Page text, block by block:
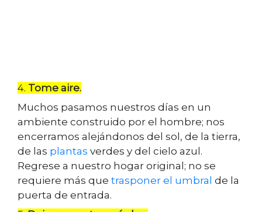
4. Tome aire.
Muchos pasamos nuestros días en un
ambiente construido por el hombre; nos
encerramos alejándonos del sol, de la tierra,
de las plantas verdes y del cielo azul.
Regrese a nuestro hogar original; no se
requiere más que trasponer el umbral de la
puerta de entrada.